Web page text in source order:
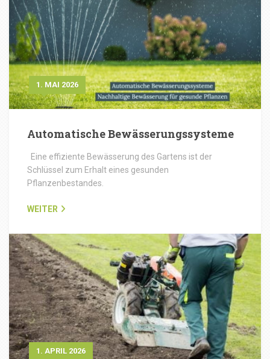
1. MAI 2026
Automatische Bewässerungssysteme
Eine effiziente Bewässerung des Gartens ist der
Schlüssel zum Erhalt eines gesunden
Pflanzenbestandes.
WEITER
1. APRIL 2026